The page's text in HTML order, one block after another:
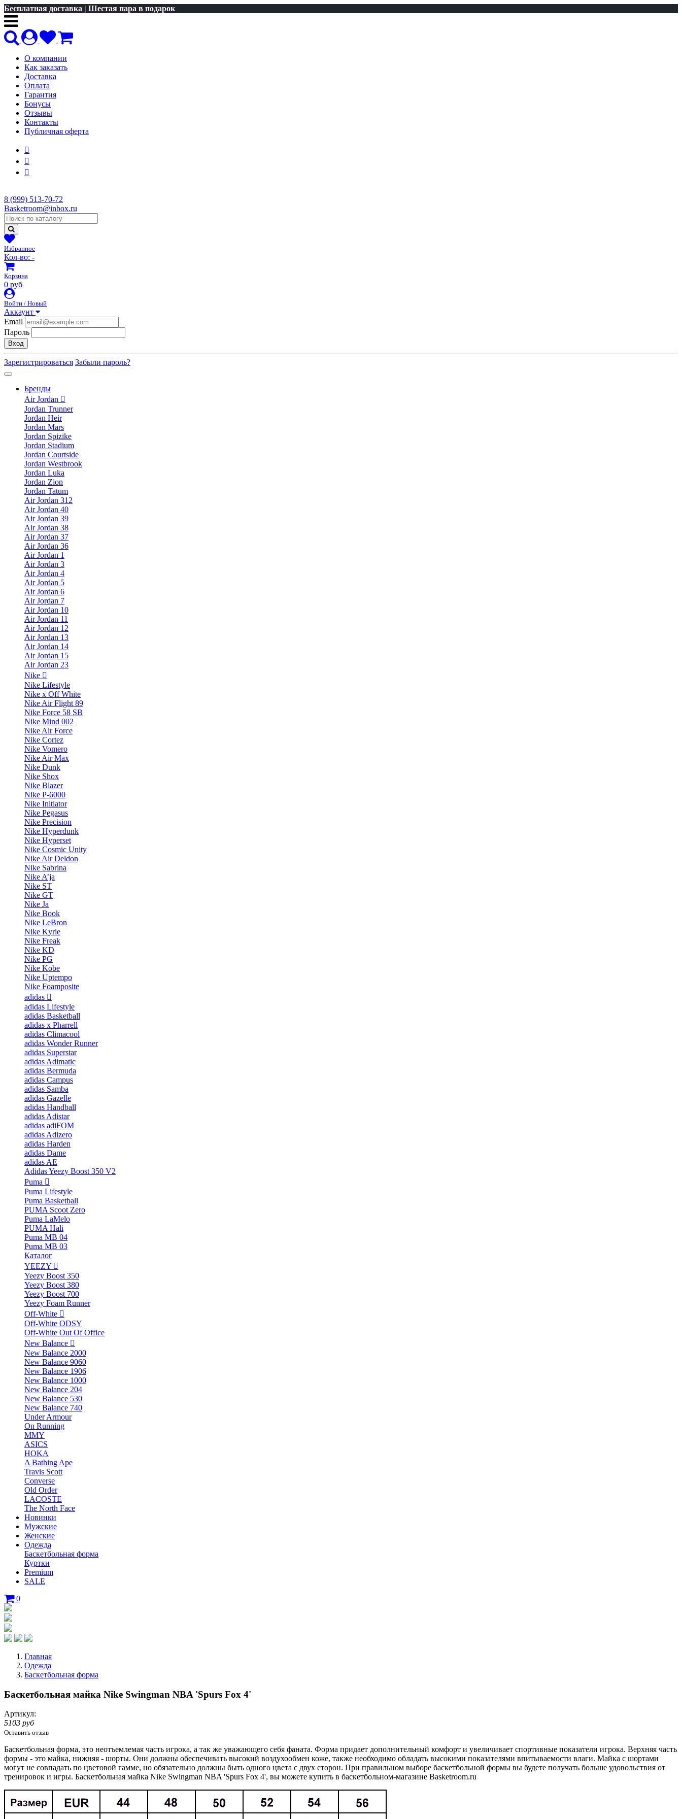
Бесплатная доставка | Шестая пара в подарок
О компании
Как заказать
Доставка
Оплата
Гарантия
Бонусы
Отзывы
Контакты
Публичная оферта
8 (999) 513-70-72
Basketroom@inbox.ru
Избранное
Кол-во: -
Корзина
0 руб
Войти / Новый
Аккаунт
Email
Пароль
Вход
Зарегистрироваться Забыли пароль?
Бренды
Air Jordan
Jordan Trunner
Jordan Heir
Jordan Mars
Jordan Spizike
Jordan Stadium
Jordan Courtside
Jordan Westbrook
Jordan Luka
Jordan Zion
Jordan Tatum
Air Jordan 312
Air Jordan 40
Air Jordan 39
Air Jordan 38
Air Jordan 37
Air Jordan 36
Air Jordan 1
Air Jordan 3
Air Jordan 4
Air Jordan 5
Air Jordan 6
Air Jordan 7
Air Jordan 10
Air Jordan 11
Air Jordan 12
Air Jordan 13
Air Jordan 14
Air Jordan 15
Air Jordan 23
Nike
Nike Lifestyle
Nike x Off White
Nike Air Flight 89
Nike Force 58 SB
Nike Mind 002
Nike Air Force
Nike Cortez
Nike Vomero
Nike Air Max
Nike Dunk
Nike Shox
Nike Blazer
Nike P-6000
Nike Initiator
Nike Pegasus
Nike Precision
Nike Hyperdunk
Nike Hyperset
Nike Cosmic Unity
Nike Air Deldon
Nike Sabrina
Nike A’ja
Nike ST
Nike GT
Nike Ja
Nike Book
Nike LeBron
Nike Kyrie
Nike Freak
Nike KD
Nike PG
Nike Kobe
Nike Uptempo
Nike Foamposite
adidas
adidas Lifestyle
adidas Basketball
adidas x Pharrell
adidas Climacool
adidas Wonder Runner
adidas Superstar
adidas Adimatic
adidas Bermuda
adidas Campus
adidas Samba
adidas Gazelle
adidas Handball
adidas Adistar
adidas adiFOM
adidas Adizero
adidas Harden
adidas Dame
adidas AE
Adidas Yeezy Boost 350 V2
Puma
Puma Lifestyle
Puma Basketball
PUMA Scoot Zero
Puma LaMelo
PUMA Hali
Puma MB 04
Puma MB 03
Каталог
YEEZY
Yeezy Boost 350
Yeezy Boost 380
Yeezy Boost 700
Yeezy Foam Runner
Off-White
Off-White ODSY
Off-White Out Of Office
New Balance
New Balance 2000
New Balance 9060
New Balance 1906
New Balance 1000
New Balance 204
New Balance 530
New Balance 740
Under Armour
On Running
MMY
ASICS
HOKA
A Bathing Ape
Travis Scott
Converse
Old Order
LACOSTE
The North Face
Новинки
Мужские
Женские
Одежда
Баскетбольная форма
Куртки
Premium
SALE
0
Главная
Одежда
Баскетбольная форма
Баскетбольная майка Nike Swingman NBA 'Spurs Fox 4'
Артикул:
5103 руб
Оставить отзыв
Баскетбольная форма, это неотъемлемая часть игрока, а так же уважающего себя фаната. Форма придает дополнительный комфорт и увеличивает спортивные показатели игрока. Верхняя часть
формы - это майка, нижняя - шорты. Они должны обеспечивать высокий воздухообмен коже, также необходимо обладать высокими показателями впитываемости влаги. Майка с шортами
могут не совпадать по цветовой гамме, но обязательно должны быть одного цвета с двух сторон. При правильном выборе баскетбольной формы вы будете получать больше удовольствия от
тренировок и игры. Баскетбольная майка Nike Swingman NBA 'Spurs Fox 4', вы можете купить в баскетбольном-магазине Basketroom.ru